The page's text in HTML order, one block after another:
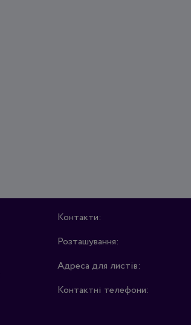
Контакти:
Розташування:
Адреса для листів:
Контактні телефони: